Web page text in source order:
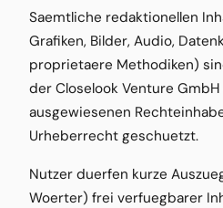
Saemtliche redaktionellen
Grafiken, Bilder, Audio,
proprietaere Methodiken)
der Closelook Venture
ausgewiesenen
Urheberrecht geschuetzt.
Nutzer duerfen kurze
Woerter) frei verfuegbarer